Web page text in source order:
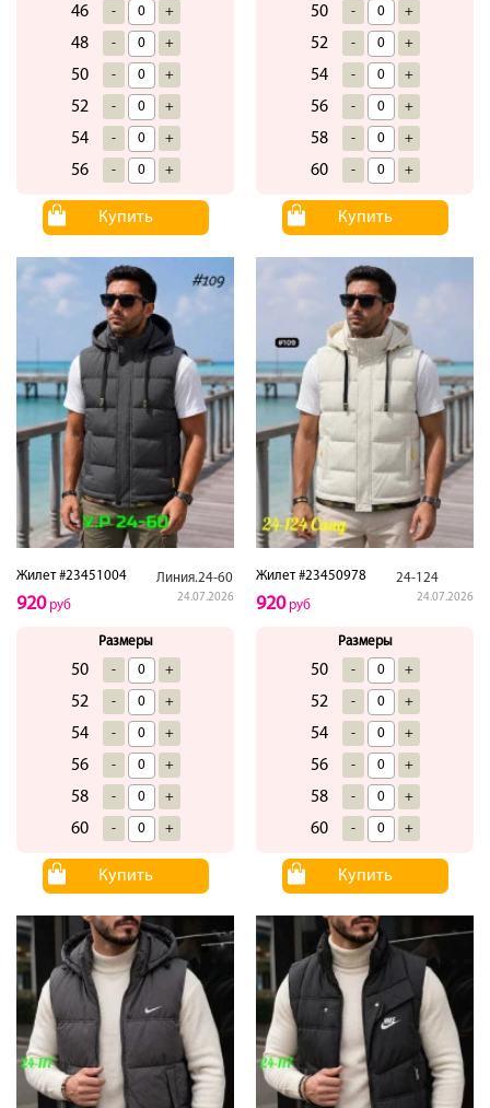
46 - +
48 - +
50 - +
52 - +
54 - +
56 - +
Купить
50 - +
52 - +
54 - +
56 - +
58 - +
60 - +
Купить
Жилет #23451004 Линия.24-60
24.07.2026
920руб
Размеры
50 - +
52 - +
54 - +
56 - +
58 - +
60 - +
Купить
Жилет #23450978 24-124
24.07.2026
920руб
Размеры
50 - +
52 - +
54 - +
56 - +
58 - +
60 - +
Купить